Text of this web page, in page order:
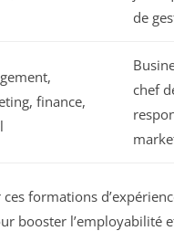
de
finance,
chef
formations
booster l’employabilité